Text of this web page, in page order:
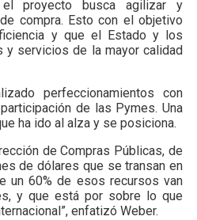
el proyecto busca agilizar y
compra. Esto con el objetivo
y que el Estado y los
y servicios de la mayor calidad
perfeccionamientos con
de las Pymes. Una
ha ido al alza y se posiciona.
de Compras Públicas, de
de dólares que se transan en
un 60% de esos recursos van
y que está por sobre lo que
enfatizó Weber.